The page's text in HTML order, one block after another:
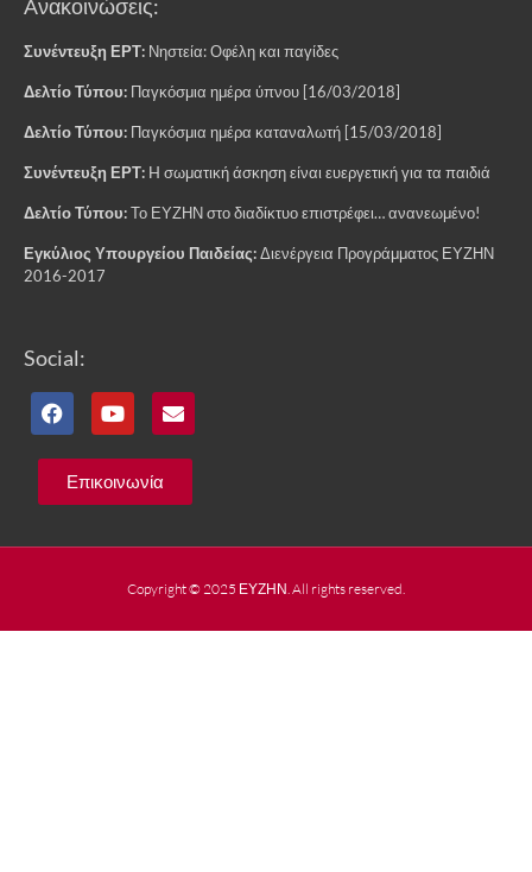
Ανακοινώσεις:
Συνέντευξη ΕΡΤ: Νηστεία: Οφέλη και παγίδες
Δελτίο Τύπου: Παγκόσμια ημέρα ύπνου [16/03/2018]
Δελτίο Τύπου: Παγκόσμια ημέρα καταναλωτή [15/03/2018]
Συνέντευξη ΕΡΤ: H σωματική άσκηση είναι ευεργετική για τα παιδιά
Δελτίο Τύπου:Το ΕΥΖΗΝ στο διαδίκτυο επιστρέφει… ανανεωμένο!
Εγκύλιος Υπουργείου Παιδείας:Διενέργεια Προγράμματος ΕΥΖΗΝ
2016-2017
Social:
Επικοινωνία
Copyright © 2025 ΕΥΖΗΝ. All rights reserved.